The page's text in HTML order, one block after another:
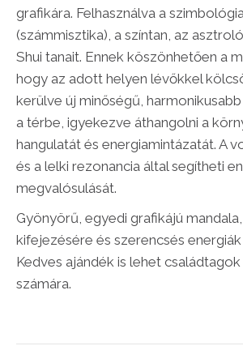
grafikára. Felhasználva a
(számmisztika), a színtan, az
Shui tanait. Ennek köszönhetően a
hogy az adott helyen lévőkkel
kerülve új minőségű,
a térbe, igyekezve áthangolni a
hangulatát és energiamintázatát. A
és a lelki rezonancia által segítheti
megvalósulását.
Gyönyörű, egyedi grafikájú
kifejezésére és szerencsés
Kedves ajándék is lehet
számára.